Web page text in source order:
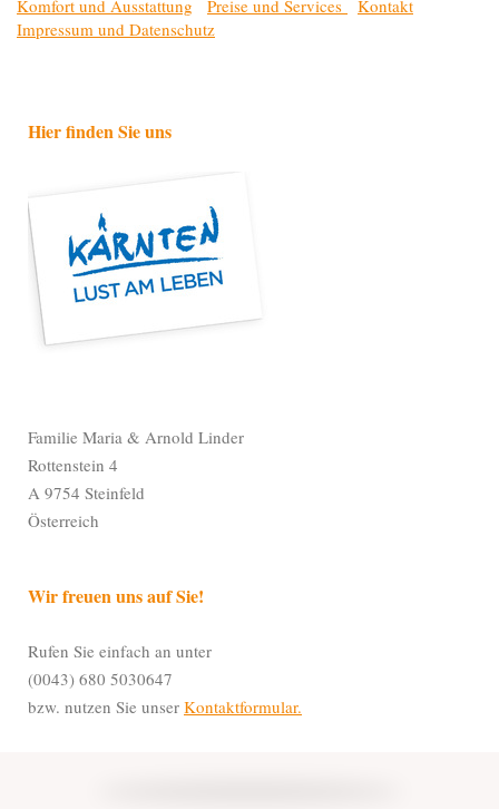
Komfort und Ausstattung Preise und Services
Kontakt
Impressum und Datenschutz
Hier finden Sie uns
Familie Maria & Arnold Linder
Rottenstein 4
A 9754 Steinfeld
Österreich
Wir freuen uns auf Sie!
Rufen Sie einfach an unter
(0043) 680 5030647
bzw. nutzen Sie unser Kontaktformular.